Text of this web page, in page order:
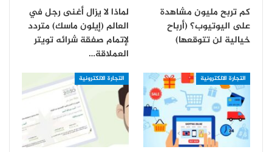
كم تربح مليون مشاهدة
على اليوتيوب؟ (أرباح
خيالية لن تتوقعها)
لماذا لا يزال أغنى رجل في
العالم (إيلون ماسك) متردد
لإتمام صفقة شرائه تويتر
العملاقة…
التجارة الالكترونية التجارة الالكترونية